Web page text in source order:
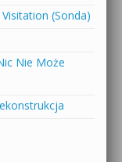
(Sonda)
Nie Może